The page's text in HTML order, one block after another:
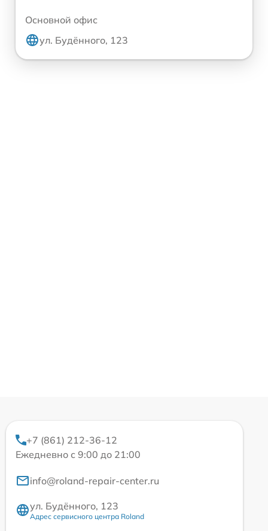
Основной офис
ул. Будённого, 123
+7 (861) 212-36-12
Ежедневно с 9:00 до 21:00
info@roland-repair-center.ru
ул. Будённого, 123
Адрес сервисного центра Roland